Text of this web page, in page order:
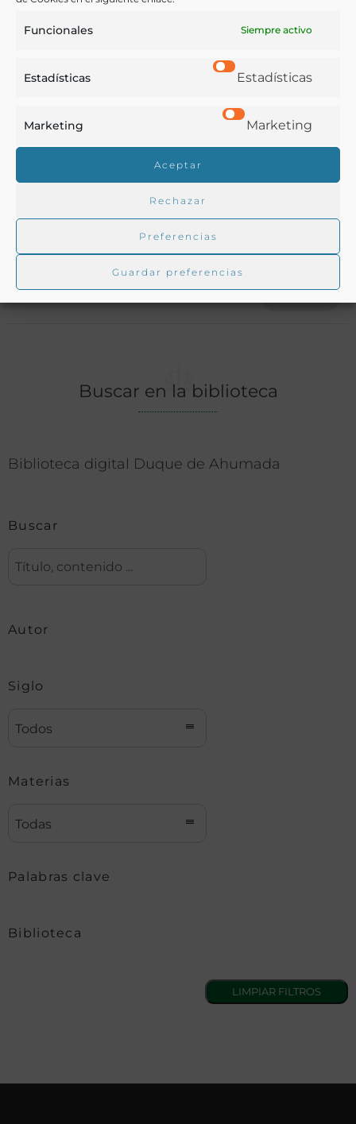
Funcionales Siempre activo
Estadísticas Estadísticas
Marketing Marketing
Aceptar
Rechazar
Preferencias
Guardar preferencias
Notas:
Bebidas,Gastronomía Pastelería y Confitería
Recetarios
Ver más libros con las palabras clave:
Alcohol,Bebidas,Helados,Mantecados,Recetarios,
Buscar en la biblioteca
Biblioteca digital Duque de Ahumada
Buscar
Autor
Siglo
Todos
Materias
Todas
Palabras clave
Biblioteca